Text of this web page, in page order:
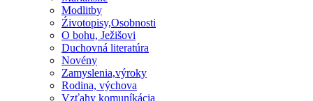
Modlitby
Źivotopisy,Osobnosti
O bohu, Ježišovi
Duchovná literatúra
Novény
Zamyslenia,výroky
Rodina, výchova
Vzťahy komuníkácia